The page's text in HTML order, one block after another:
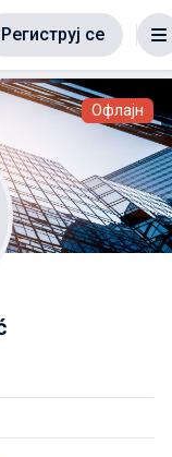
Региструј се
Офлајн